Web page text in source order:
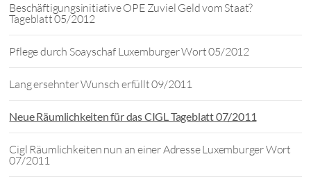
Beschäftigungsinitiative OPE Zuviel Geld vom Staat?
Tageblatt 05/2012
Pflege durch Soayschaf Luxemburger Wort 05/2012
Lang ersehnter Wunsch erfüllt 09/2011
Neue Räumlichkeiten für das CIGL Tageblatt 07/2011
Cigl Räumlichkeiten nun an einer Adresse Luxemburger Wort
07/2011